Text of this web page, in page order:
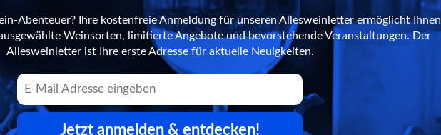
Abenteuer? Ihre kostenfreie Anmeldung für unseren Allesweinletter ermöglicht Ihnen
Weinsorten, limitierte Angebote und bevorstehende Veranstaltungen. Der
Allesweinletter ist Ihre erste Adresse für aktuelle Neuigkeiten.
Jetzt anmelden & entdecken!